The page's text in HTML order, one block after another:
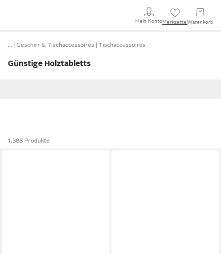
Mein KontoMerkzettel Warenkorb
… Geschirr & Tischaccessoires Tischaccessoires
Günstige Holztabletts
1.388 Produkte